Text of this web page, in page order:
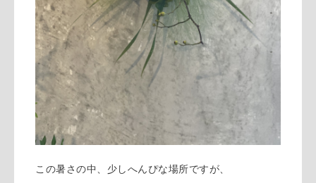
この暑さの中、少しへんぴな場所ですが、